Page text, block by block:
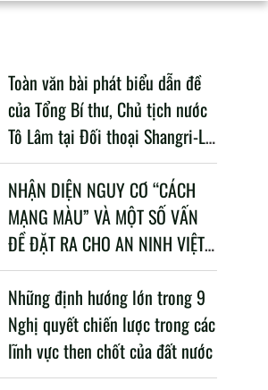
Toàn văn bài phát biểu dẫn đề
của Tổng Bí thư, Chủ tịch nước
Tô Lâm tại Đối thoại Shangri-La
lần thứ 23
NHẬN DIỆN NGUY CƠ “CÁCH
MẠNG MÀU” VÀ MỘT SỐ VẤN
ĐỀ ĐẶT RA CHO AN NINH VIỆT
NAM TRONG BỐI CẢNH HIỆN
NAY
Những định hướng lớn trong 9
Nghị quyết chiến lược trong các
lĩnh vực then chốt của đất nước